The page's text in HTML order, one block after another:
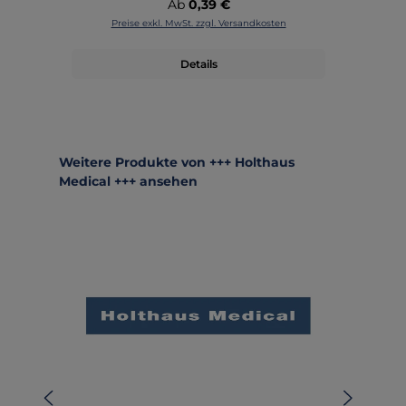
Regulärer Preis:
Ab 0,39 €
Preise exkl. MwSt. zzgl. Versandkosten
Details
Produktgalerie überspringen
Weitere Produkte von +++ Holthaus
Medical +++ ansehen